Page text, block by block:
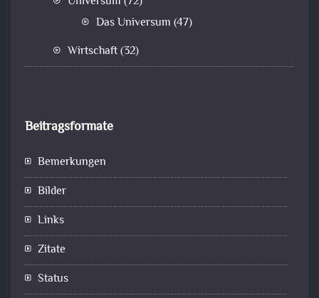
Das Universum (47)
Wirtschaft(32)
Beitragsformate
Bemerkungen
Bilder
Links
Zitate
Status